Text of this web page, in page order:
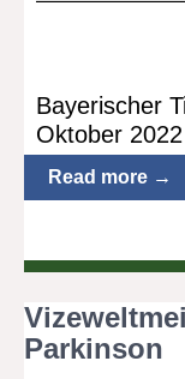
Bayerischer
Oktober 2022
Read more →
Parkinson